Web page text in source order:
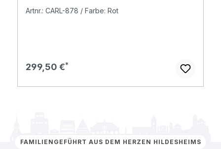
Artnr.: CARL-878 / Farbe: Rot
Regulärer Preis:
299,50 €
FAMILIENGEFÜHRT AUS DEM HERZEN HILDESHEIMS